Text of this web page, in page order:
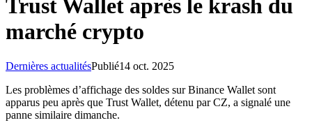
Trust Wallet après le krash du
marché crypto
Dernières actualitésPublié14 oct. 2025
Les problèmes d’affichage des soldes sur Binance Wallet sont
apparus peu après que Trust Wallet, détenu par CZ, a signalé une
panne similaire dimanche.